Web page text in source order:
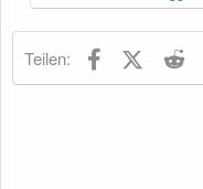
Teilen: Facebook
X